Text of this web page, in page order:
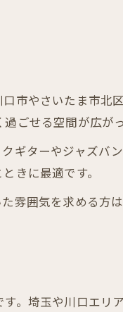
囲気
市やさいたま市北
ごせる空間が広がっ
ギターやジャズバ
きに最適です。
雰囲気を求める方
。埼玉や川口エリ